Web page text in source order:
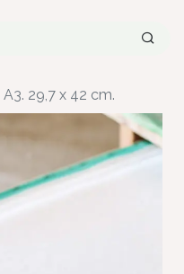
A3. 29,7 x 42 cm.